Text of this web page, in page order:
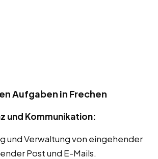
Aufgaben in Frechen
und Kommunikation:
und Verwaltung von eingehender
Post und E-Mails.